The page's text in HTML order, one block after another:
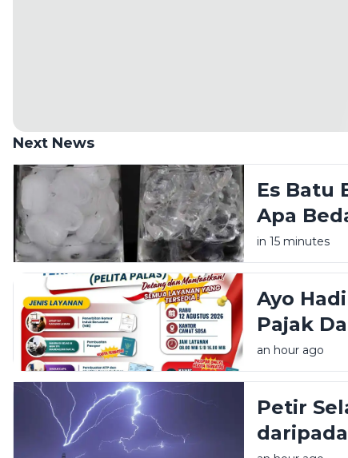
Next News
Es Batu
Apa
in 15 minutes
Ayo
Pajak
Sosa
an hour ago
Petir